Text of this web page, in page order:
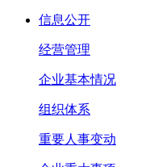
信息公开
经营管理
企业基本情况
组织体系
重要人事变动